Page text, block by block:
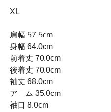
XL
肩幅 57.5cm
身幅 64.0cm
前着丈 70.0cm
後着丈 70.0cm
袖丈 68.0cm
アーム 35.0cm
袖口 8.0cm